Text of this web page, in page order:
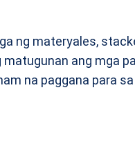
ng materyales,
ang mga
na paggana para